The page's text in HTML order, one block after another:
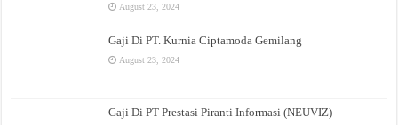
August 23, 2024
Gaji Di PT. Kurnia Ciptamoda Gemilang
August 23, 2024
Gaji Di PT Prestasi Piranti Informasi (NEUVIZ)